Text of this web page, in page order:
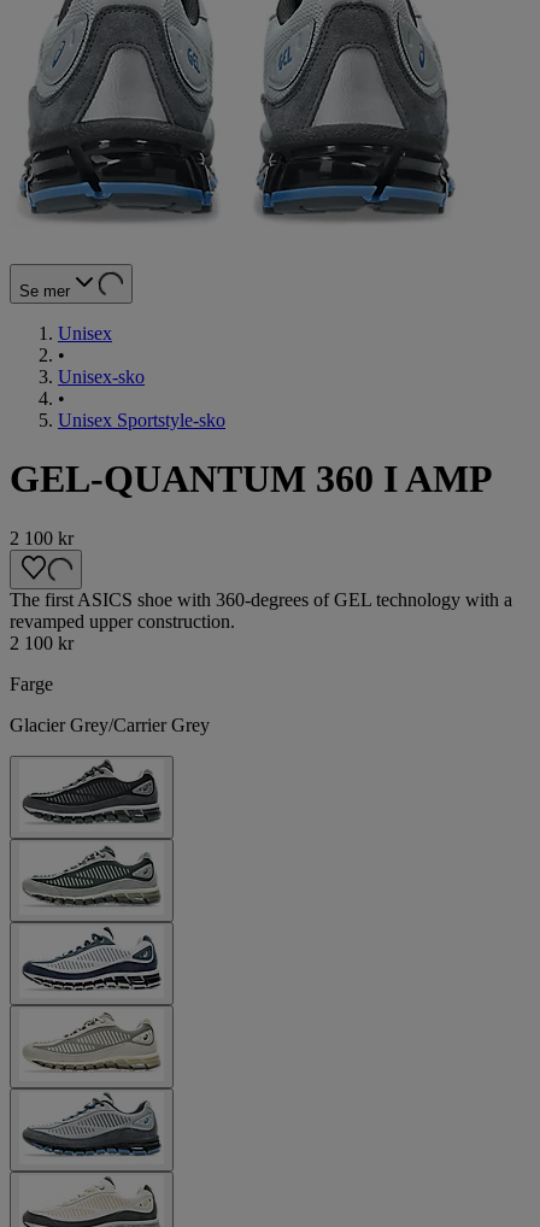
Se mer
Unisex
•
Unisex-sko
•
Unisex Sportstyle-sko
GEL-QUANTUM 360 I AMP
2 100 kr
The first ASICS shoe with 360-degrees of GEL technology with a
revamped upper construction.
2 100 kr
Farge
Glacier Grey/Carrier Grey